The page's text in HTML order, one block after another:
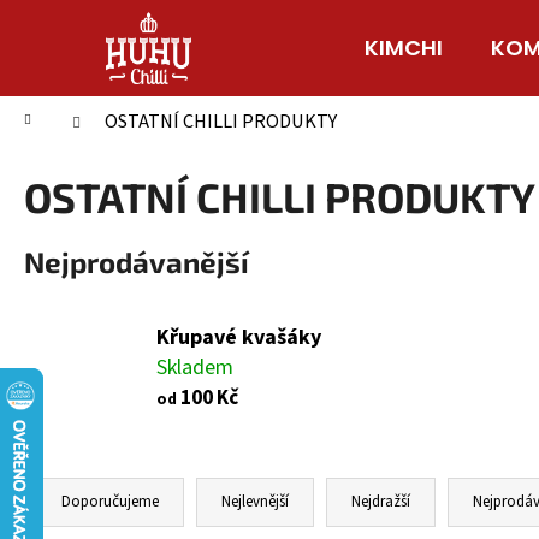
KIMCHI
Domů OSTATNÍ CHILLI PRODUKTY
OSTATNÍ CHILLI PRODUKTY
Nejprodávanější
Křupavé kvašáky
Skladem
od 100 Kč
Ř
a
Doporučujeme Nejlevnější Nejdražší
í
Zpět
do
obchodu
Zpět
do
obchodu